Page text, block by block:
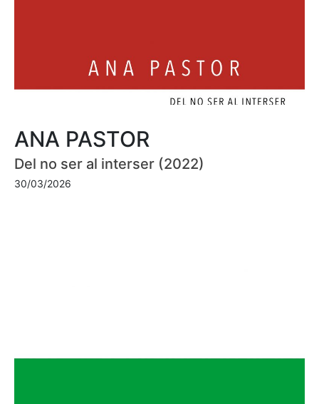
ANA PASTOR
Del no ser al interser (2022)
30/03/2026